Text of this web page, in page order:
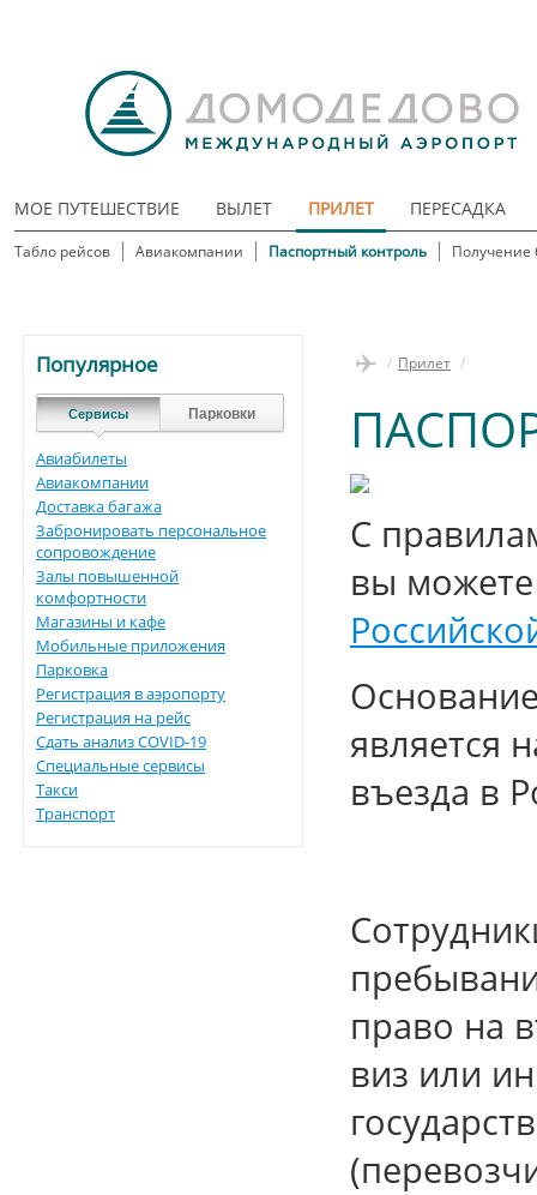
МОЕ ПУТЕШЕСТВИЕ ВЫЛЕТ ПРИЛЕТ ПЕРЕСАДКА
Табло рейсов Авиакомпании Паспортный контроль Получение
Популярное
Сервисы Парковки
Авиабилеты
Авиакомпании
Доставка багажа
Забронировать персональное
сопровождение
Залы повышенной
комфортности
Магазины и кафе
Мобильные приложения
Парковка
Регистрация в аэропорту
Регистрация на рейс
Сдать анализ COVID-19
Специальные сервисы
Такси
Транспорт
/ Прилет /
С
вы
является
въезда в
право на
виз или